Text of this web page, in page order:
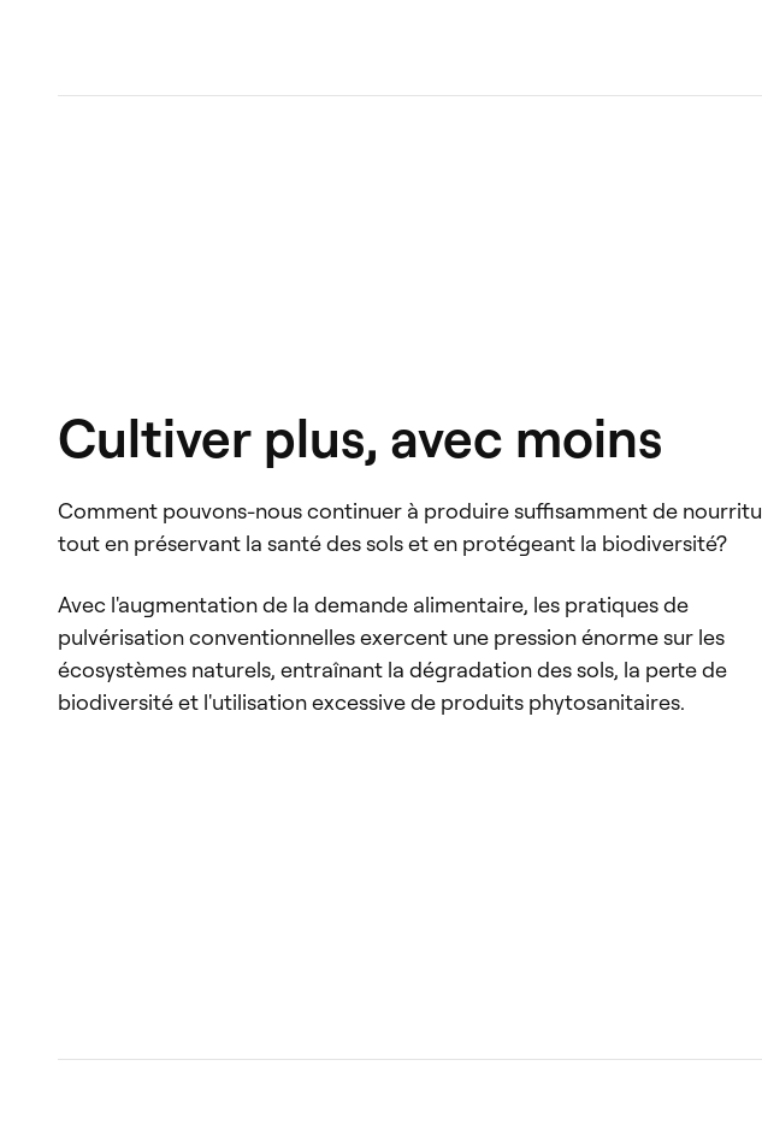
Cultiver plus, avec moins
Comment pouvons-nous continuer à produire suffisamment de
tout en préservant la santé des sols et en protégeant la biodiversité?
Avec l'augmentation de la demande alimentaire, les pratiques de
pulvérisation conventionnelles exercent une pression énorme sur les
écosystèmes naturels, entraînant la dégradation des sols, la perte de
biodiversité et l'utilisation excessive de produits phytosanitaires.